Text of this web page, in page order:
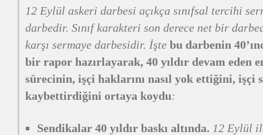
12 Eylül askeri darbesi açıkça sınıfsal tercihi
darbedir. Sınıf karakteri son derece net bir
karşı sermaye darbesidir. İşte bu darbenin
bir rapor hazırlayarak, 40 yıldır devam eden
sürecinin, işçi haklarını nasıl yok ettiğini, işçi
kaybettirdiğini ortaya koydu:
Sendikalar 40 yıldır baskı altında. 12 Eylül